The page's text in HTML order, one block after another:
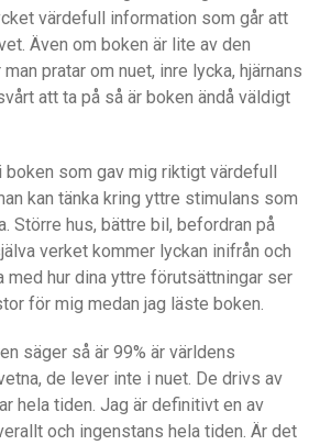
värdefull information som går att
Även om boken är lite av den
man pratar om nuet, inre lycka, hjärnans
att ta på så är boken ändå väldigt
boken som gav mig riktigt värdefull
kan tänka kring yttre stimulans som
Större hus, bättre bil, befordran på
verket kommer lyckan inifrån och
med hur dina yttre förutsättningar ser
för mig medan jag läste boken.
säger så är 99% är världens
de lever inte i nuet. De drivs av
hela tiden. Jag är definitivt en av
och ingenstans hela tiden. Är det